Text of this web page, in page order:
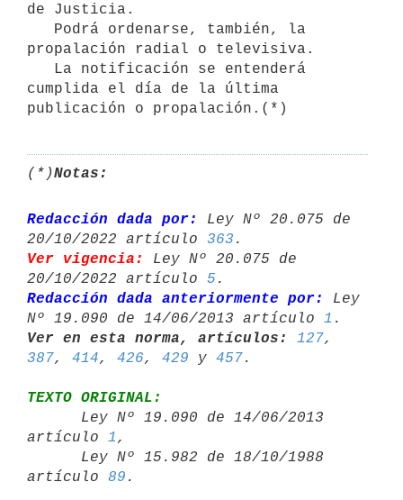
de Justicia.
propalación radial o televisiva.
cumplida el día de la última
publicación o propalación.(*)
(*)Notas:
Redacción dada por:
Ley Nº 20.075 de
20/10/2022 artículo 363
Ver vigencia:
Ley Nº 20.075 de
20/10/2022 artículo 5
Redacción dada anteriormente por:
Ley
Nº 19.090 de 14/06/2013 artículo 1
Ver en esta norma, artículos:
127
387, 414, 426, 429 y 457
TEXTO ORIGINAL:
artículo 1 ,
artículo 89